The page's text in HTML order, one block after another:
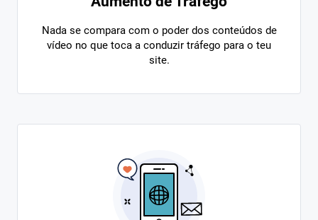
Nada se compara com o poder dos conteúdos de
vídeo no que toca a conduzir tráfego para o teu
site.